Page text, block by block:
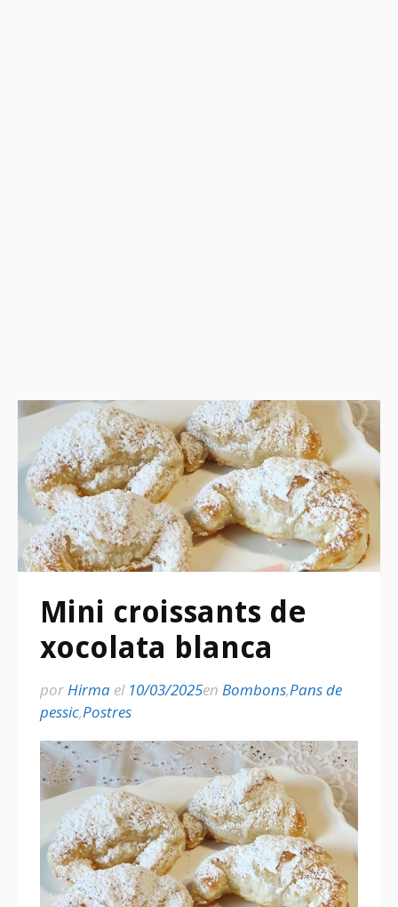
Mini croissants de
xocolata blanca
porHirma el 10/03/2025en Bombons,Pans de
pessic,Postres